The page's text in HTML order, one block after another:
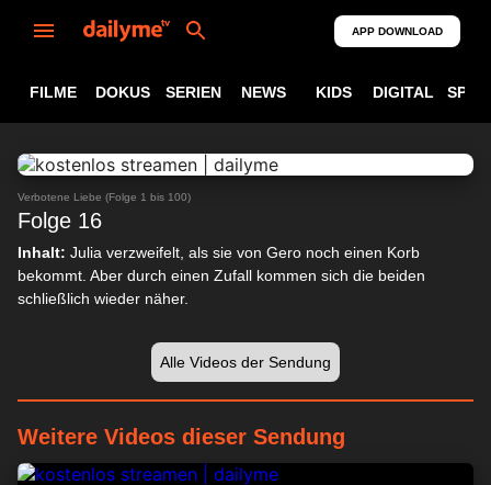
APP DOWNLOAD
FILME DOKUS SERIEN NEWS KIDS DIGITAL
Verbotene Liebe (Folge 1 bis 100)
Folge 16
Inhalt: Julia verzweifelt, als sie von Gero noch einen Korb
bekommt. Aber durch einen Zufall kommen sich die beiden
schließlich wieder näher.
Alle Videos der Sendung
Weitere Videos dieser Sendung